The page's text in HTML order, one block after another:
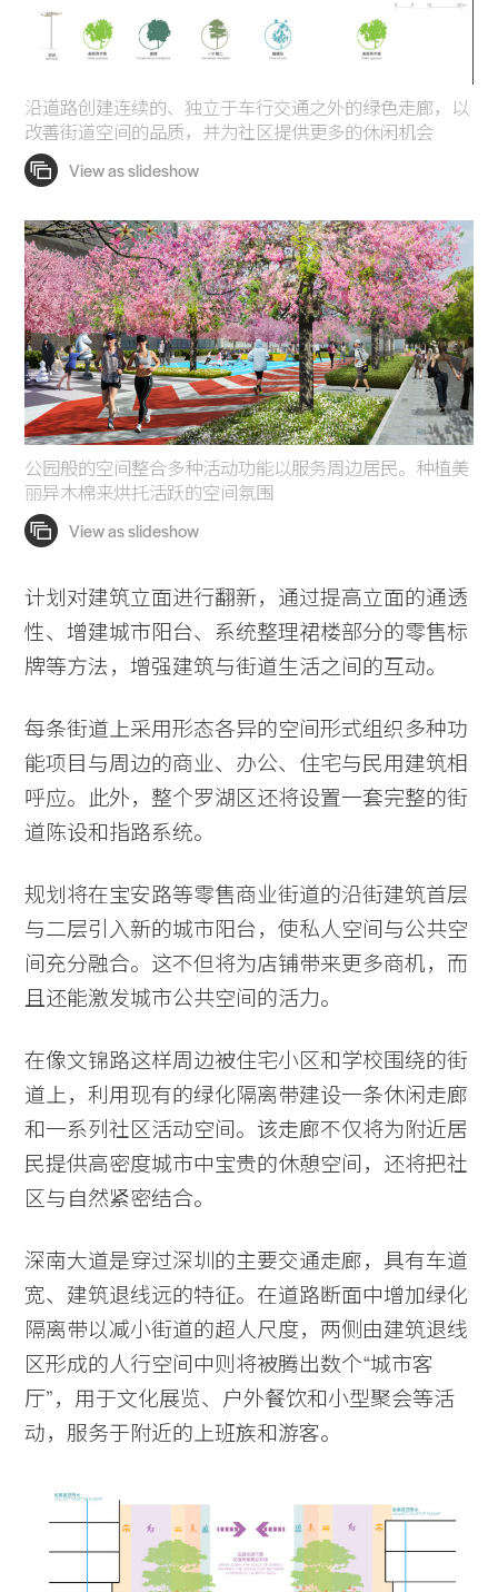
沿道路创建连续的、独立于车行交通之外的绿色走廊，以
改善街道空间的品质，并为社区提供更多的休闲机会
公园般的空间整合多种活动功能以服务周边居民。种植美
丽异木棉来烘托活跃的空间氛围
计划对建筑立面进行翻新，通过提高立面的通透
性、增建城市阳台、系统整理裙楼部分的零售标
牌等方法，增强建筑与街道生活之间的互动。
每条街道上采用形态各异的空间形式组织多种功
能项目与周边的商业、办公、住宅与民用建筑相
呼应。此外，整个罗湖区还将设置一套完整的街
道陈设和指路系统。
规划将在宝安路等零售商业街道的沿街建筑首层
与二层引入新的城市阳台，使私人空间与公共空
间充分融合。这不但将为店铺带来更多商机，而
且还能激发城市公共空间的活力。
在像文锦路这样周边被住宅小区和学校围绕的街
道上，利用现有的绿化隔离带建设一条休闲走廊
和一系列社区活动空间。该走廊不仅将为附近居
民提供高密度城市中宝贵的休憩空间，还将把社
区与自然紧密结合。
深南大道是穿过深圳的主要交通走廊，具有车道
宽、建筑退线远的特征。在道路断面中增加绿化
隔离带以减小街道的超人尺度，两侧由建筑退线
区形成的人行空间中则将被腾出数个“城市客
厅”，用于文化展览、户外餐饮和小型聚会等活
动，服务于附近的上班族和游客。